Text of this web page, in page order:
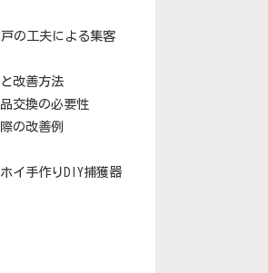
の工夫による集客
改善方法
交換の必要性
の改善例
イ手作りDIY捕獲器